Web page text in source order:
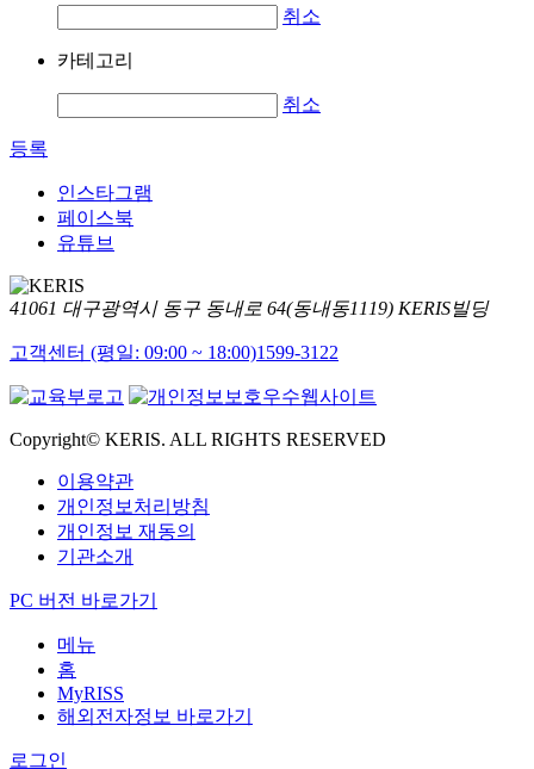
취소
카테고리
취소
등록
인스타그램
페이스북
유튜브
41061 대구광역시 동구 동내로 64(동내동1119) KERIS빌딩
고객센터 (평일: 09:00 ~ 18:00)1599-3122
Copyright© KERIS. ALL RIGHTS RESERVED
이용약관
개인정보처리방침
개인정보 재동의
기관소개
PC 버전 바로가기
메뉴
홈
MyRISS
해외전자정보 바로가기
로그인